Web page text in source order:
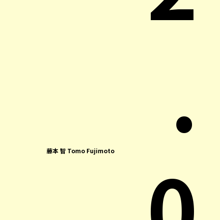
藤本 智 Tomo Fujimoto
.